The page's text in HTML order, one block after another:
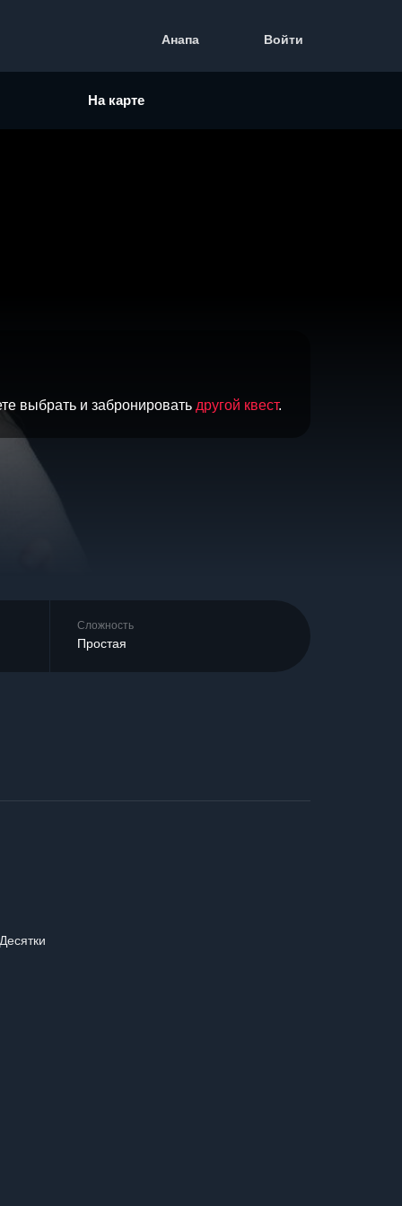
Анапа Войти
На карте
выбрать и забронировать другой квест.
Сложность
Простая